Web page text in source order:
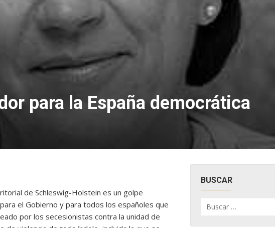
para la España democrática
de Schleswig-Holstein es un golpe
el Gobierno y para todos los españoles que
por los secesionistas contra la unidad de
BUSCAR
por: